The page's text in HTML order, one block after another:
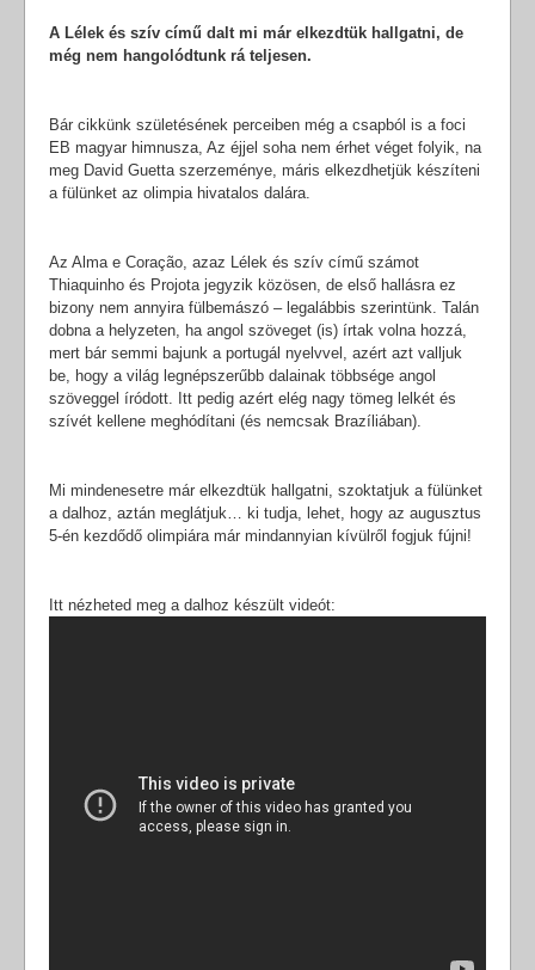
A Lélek és szív című dalt mi már elkezdtük hallgatni, de
még nem hangolódtunk rá teljesen.
Bár cikkünk születésének perceiben még a csapból is a foci
EB magyar himnusza, Az éjjel soha nem érhet véget folyik, na
meg David Guetta szerzeménye, máris elkezdhetjük készíteni
a fülünket az olimpia hivatalos dalára.
Az Alma e Coração, azaz Lélek és szív című számot
Thiaquinho és Projota jegyzik közösen, de első hallásra ez
bizony nem annyira fülbemászó – legalábbis szerintünk. Talán
dobna a helyzeten, ha angol szöveget (is) írtak volna hozzá,
mert bár semmi bajunk a portugál nyelvvel, azért azt valljuk
be, hogy a világ legnépszerűbb dalainak többsége angol
szöveggel íródott. Itt pedig azért elég nagy tömeg lelkét és
szívét kellene meghódítani (és nemcsak Brazíliában).
Mi mindenesetre már elkezdtük hallgatni, szoktatjuk a fülünket
a dalhoz, aztán meglátjuk… ki tudja, lehet, hogy az augusztus
5-én kezdődő olimpiára már mindannyian kívülről fogjuk fújni!
Itt nézheted meg a dalhoz készült videót: